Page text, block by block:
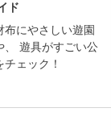
ド
布にやさしい遊園
、 遊具がすごい公
チェック！